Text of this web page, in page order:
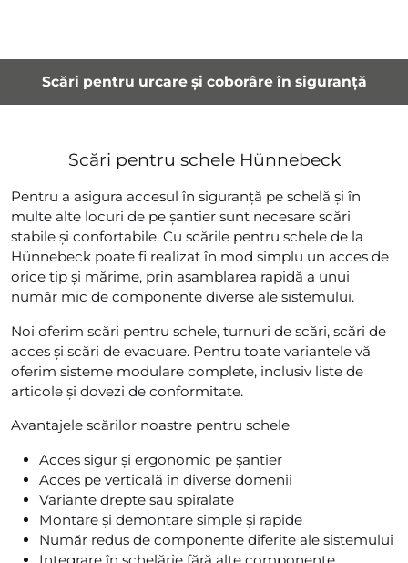
Scări pentru urcare și coborâre în siguranță
Scări pentru schele Hünnebeck
Pentru a asigura accesul în siguranță pe schelă și în
multe alte locuri de pe șantier sunt necesare scări
stabile și confortabile. Cu scările pentru schele de la
Hünnebeck poate fi realizat în mod simplu un acces de
orice tip și mărime, prin asamblarea rapidă a unui
număr mic de componente diverse ale sistemului.
Noi oferim scări pentru schele, turnuri de scări, scări de
acces și scări de evacuare. Pentru toate variantele vă
oferim sisteme modulare complete, inclusiv liste de
articole și dovezi de conformitate.
Avantajele scărilor noastre pentru schele
Acces sigur și ergonomic pe șantier
Acces pe verticală în diverse domenii
Variante drepte sau spiralate
Montare și demontare simple și rapide
Număr redus de componente diferite ale sistemului